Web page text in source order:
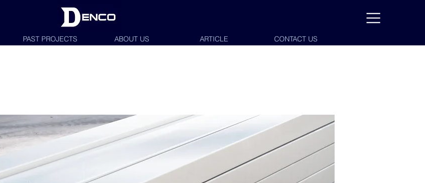
PAST PROJECTS ABOUT US ARTICLE CONTACT US